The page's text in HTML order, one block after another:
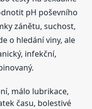
pH poševního
zánětu, suchost,
o hledání viny, ale
infekční,
málo lubrikace,
času, bolestivé